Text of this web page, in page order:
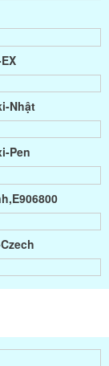
NR60CP
mật ong
3C